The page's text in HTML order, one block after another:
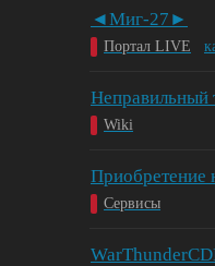
◄Миг-27►
Портал LIVE
Неправильный
Wiki
Приобретение
Сервисы